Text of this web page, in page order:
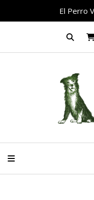
El Perro